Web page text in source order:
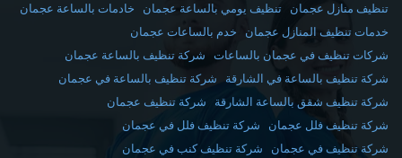
تنظيف منازل عجمان
تنظيف يومي بالساعة عجمان
خادمات بالساعة عجمان
خدمات تنظيف المنازل عجمان
خدم بالساعات عجمان
شركات تنظيف في عجمان بالساعات
شركة تنظيف بالساعة عجمان
شركة تنظيف بالساعة في الشارقة
شركة تنظيف بالساعة في عجمان
شركة تنظيف شقق بالساعة الشارقة
شركة تنظيف عجمان
شركة تنظيف فلل عجمان
شركة تنظيف فلل في عجمان
شركة تنظيف في عجمان
شركة تنظيف كنب في عجمان